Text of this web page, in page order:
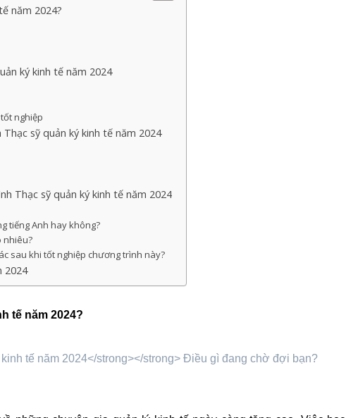
năm 2024?
ký kinh tế năm 2024
nghiệp
sỹ quản ký kinh tế năm 2024
Thạc sỹ quản ký kinh tế năm 2024
tiếng Anh hay không?
nhiêu?
sau khi tốt nghiệp chương trình này?
2024
tế năm 2024?